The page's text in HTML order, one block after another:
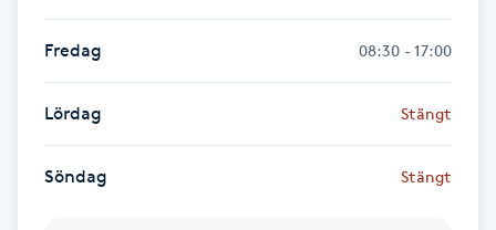
Hårbottenbehandling
Hårförlängning
Hårvård
Fredag 08:30 - 17:00
Lördag Stängt
Söndag Stängt